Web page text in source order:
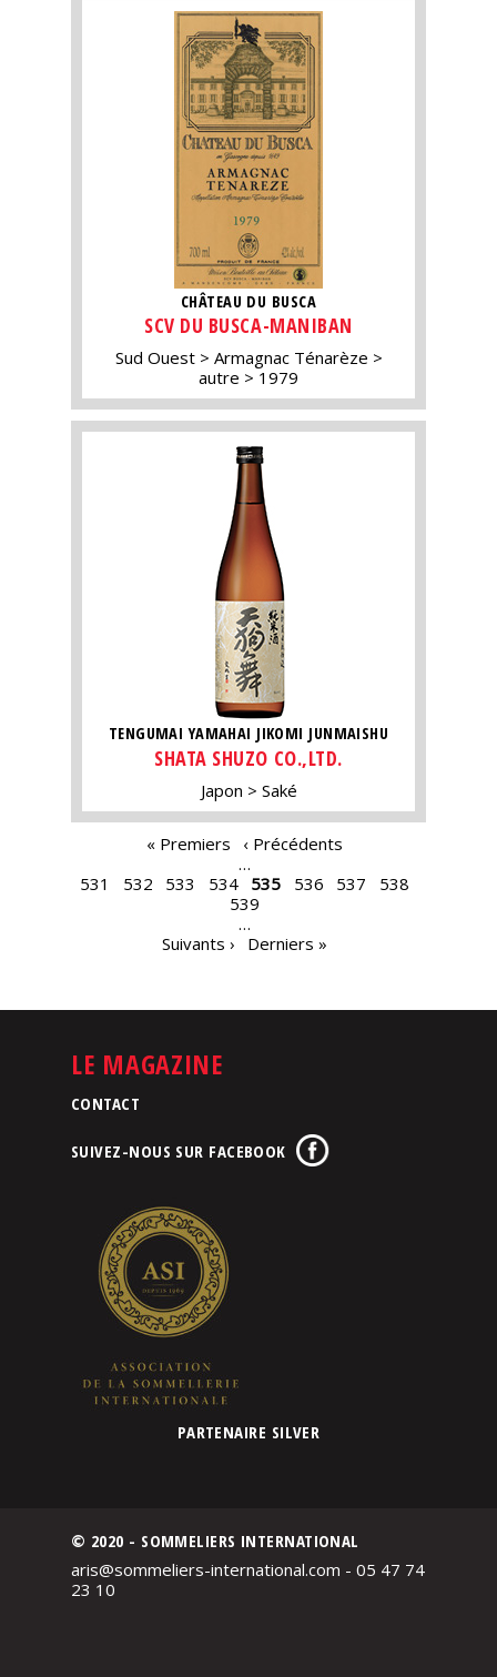
CHÂTEAU DU BUSCA
SCV DU BUSCA-MANIBAN
Sud Ouest
Armagnac Ténarèze
autre
1979
TENGUMAI YAMAHAI JIKOMI JUNMAISHU
SHATA SHUZO CO.,LTD.
Japon Saké
« Premiers
‹ Précédents
…
531
532 533 534 535 536 537
538
539
…
Suivants ›
Derniers »
LE MAGAZINE
CONTACT
SUIVEZ-NOUS SUR FACEBOOK
PARTENAIRE SILVER
© 2020 - SOMMELIERS INTERNATIONAL
aris@sommeliers-international.com - 05 47 74
23 10